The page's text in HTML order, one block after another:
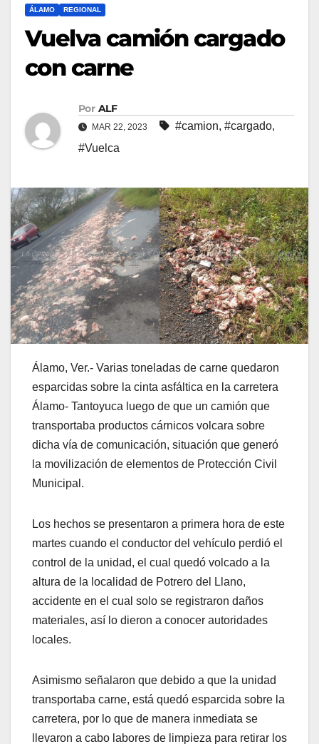
ÁLAMO REGIONAL
Vuelva camión cargado
con carne
Por ALF
MAR 22, 2023 #camion, #cargado,
#Vuelca
Álamo, Ver.- Varias toneladas de carne quedaron
esparcidas sobre la cinta asfáltica en la carretera
Álamo- Tantoyuca luego de que un camión que
transportaba productos cárnicos volcara sobre
dicha vía de comunicación, situación que generó
la movilización de elementos de Protección Civil
Municipal.
Los hechos se presentaron a primera hora de este
martes cuando el conductor del vehículo perdió el
control de la unidad, el cual quedó volcado a la
altura de la localidad de Potrero del Llano,
accidente en el cual solo se registraron daños
materiales, así lo dieron a conocer autoridades
locales.
Asimismo señalaron que debido a que la unidad
transportaba carne, está quedó esparcida sobre la
carretera, por lo que de manera inmediata se
llevaron a cabo labores de limpieza para retirar los